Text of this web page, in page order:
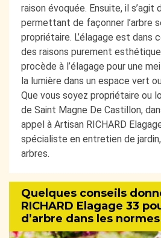
raison évoquée. Ensuite, il s’agit
permettant de façonner l’arbre
propriétaire. L’élagage est
des raisons purement
procède à l’élagage pour une
la lumière dans un espace vert
Que vous soyez propriétaire ou
de Saint Magne De Castillon,
appel à Artisan RICHARD
spécialiste en entretien de
arbres.
Quelques conseils
RICHARD Elagage 33
d’arbre dans les normes